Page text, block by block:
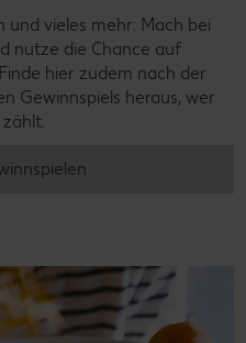
und vieles mehr: Mach bei
nutze die Chance auf
hier zudem nach der
Gewinnspiels heraus, wer